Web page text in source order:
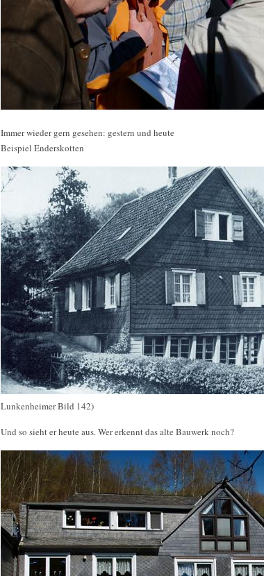
Immer wieder gern gesehen: gestern und heute
Beispiel Enderskotten
Lunkenheimer Bild 142)
Und so sieht er heute aus. Wer erkennt das alte Bauwerk noch?